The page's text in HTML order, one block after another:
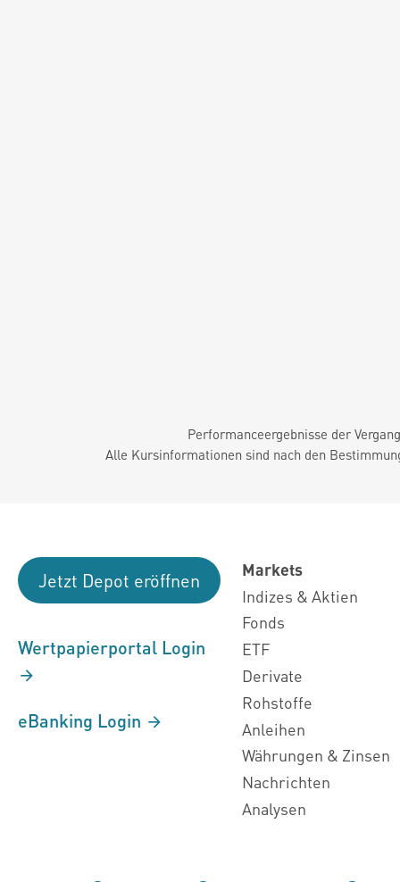
Performanceergebnisse der
Alle Kursinformationen sind nach den
Jetzt Depot eröffnen
Wertpapierportal Login
eBanking Login
Markets
Indizes & Aktien
Fonds
ETF
Derivate
Rohstoffe
Anleihen
Währungen & Zinsen
Nachrichten
Analysen